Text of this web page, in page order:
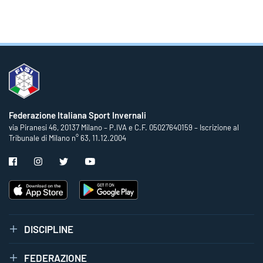
Federazione Italiana Sport Invernali
via Piranesi 46, 20137 Milano – P.IVA e C.F. 05027640159 – Iscrizione al
Tribunale di Milano n° 63, 11.12.2004
DISCIPLINE
FEDERAZIONE